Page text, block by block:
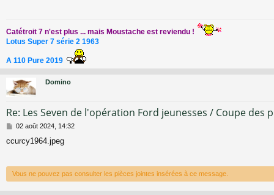
e
Catétroit 7 n'est plus ... mais Moustache est reviendu !
Lotus Super 7 série 2 1963
A 110 Pure 2019
Domino
Re: Les Seven de l'opération Ford jeunesses / Coupe des
M
s
g
e
02 août 2024, 14:32
ccurcy1964.jpeg
Vous ne pouvez pas consulter les pièces jointes insérées à ce message.